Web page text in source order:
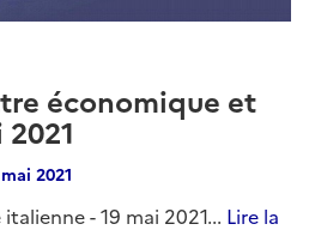
économique et
2021
- 19 mai 2021... Lire la